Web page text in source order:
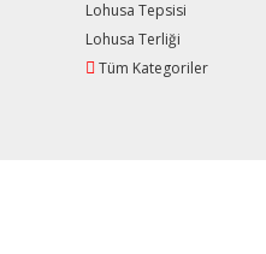
Lohusa Tepsisi
Lohusa Terliği
Tüm Kategoriler